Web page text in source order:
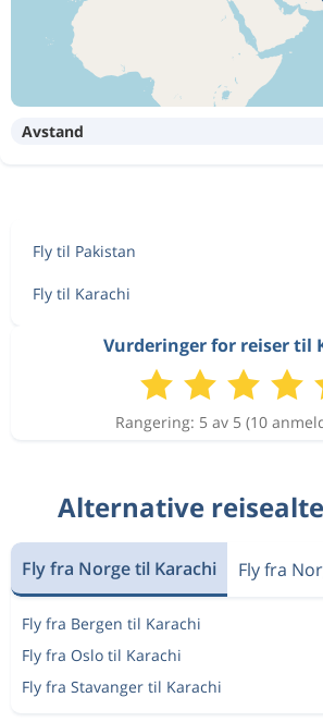
Avstand
Fly til Pakistan
Fly til Karachi
Vurderinger for reiser til
Rangering: 5 av 5 (10
Alternative
Fly fra Norge til Karachi Fly fra
Fly fra Bergen til Karachi
Fly fra Oslo til Karachi
Fly fra Stavanger til Karachi